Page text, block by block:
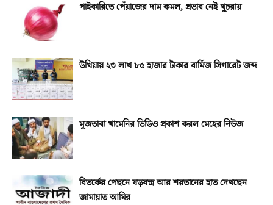
পাইকারিতে পেঁয়াজের দাম কমল, প্রভাব নেই খুচরায়
উখিয়ায় ২৩ লাখ ৮৫ হাজার টাকার বার্মিজ সিগারেট জব্দ
মুজতাবা খামেনির ভিডিও প্রকাশ করল মেহের নিউজ
বিতর্কের পেছনে ষড়যন্ত্র আর শয়তানের হাত দেখছেন
জামায়াত আমির